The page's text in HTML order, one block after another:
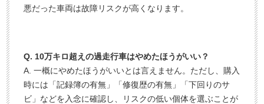
悪だった車両は故障リスクが高くなります。
Q. 10万キロ超えの過走行車はやめたほうがいい？
A. 一概にやめたほうがいいとは言えません。ただし、購入
時には「記録簿の有無」「修復歴の有無」「下回りのサ
ビ」などを入念に確認し、リスクの低い個体を選ぶことが